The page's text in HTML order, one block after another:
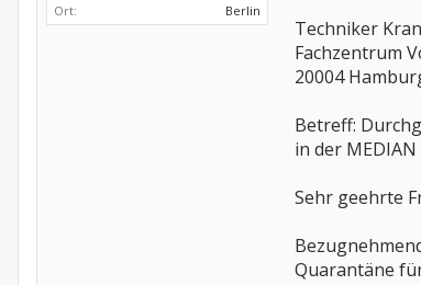
Ort:
Berlin
Techniker
Fachzentrum
20004
Betreff:
in der
Sehr geehrte
Quarantäne